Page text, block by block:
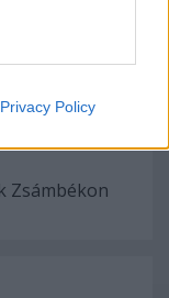
other
Privacy Policy
drámák,
Zsámbékon